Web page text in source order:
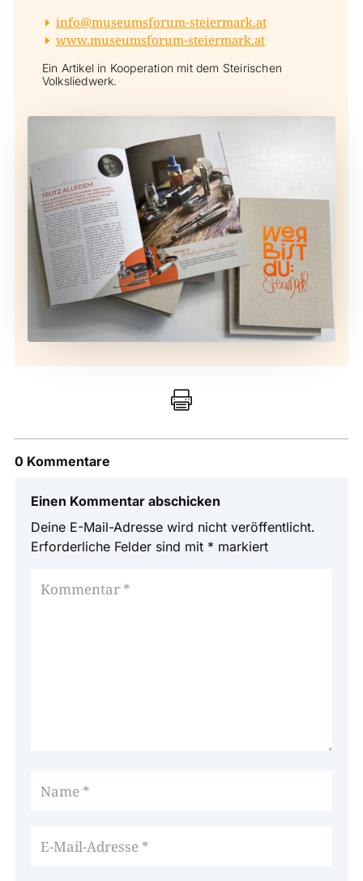
info@museumsforum-steiermark.at
www.museumsforum-steiermark.at
Ein Artikel in Kooperation mit dem Steirischen
Volksliedwerk.

0 Kommentare
Einen Kommentar abschicken
Deine E-Mail-Adresse wird nicht veröffentlicht.
Erforderliche Felder sind mit * markiert